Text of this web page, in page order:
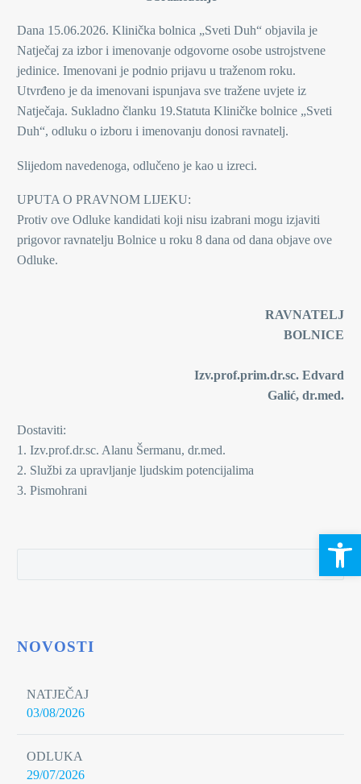
Dana 15.06.2026. Klinička bolnica „Sveti Duh“ objavila je
Natječaj za izbor i imenovanje odgovorne osobe ustrojstvene
jedinice. Imenovani je podnio prijavu u traženom roku.
Utvrđeno je da imenovani ispunjava sve tražene uvjete iz
Natječaja. Sukladno članku 19.Statuta Kliničke bolnice „Sveti
Duh“, odluku o izboru i imenovanju donosi ravnatelj.
Slijedom navedenoga, odlučeno je kao u izreci.
UPUTA O PRAVNOM LIJEKU:
Protiv ove Odluke kandidati koji nisu izabrani mogu izjaviti
prigovor ravnatelju Bolnice u roku 8 dana od dana objave ove
Odluke.
RAVNATELJ
BOLNICE
Izv.prof.prim.dr.sc. Edvard
Galić, dr.med.
Dostaviti:
1. Izv.prof.dr.sc. Alanu Šermanu, dr.med.
2. Službi za upravljanje ljudskim potencijalima
3. Pismohrani
NOVOSTI
NATJEČAJ
03/08/2026
ODLUKA
29/07/2026